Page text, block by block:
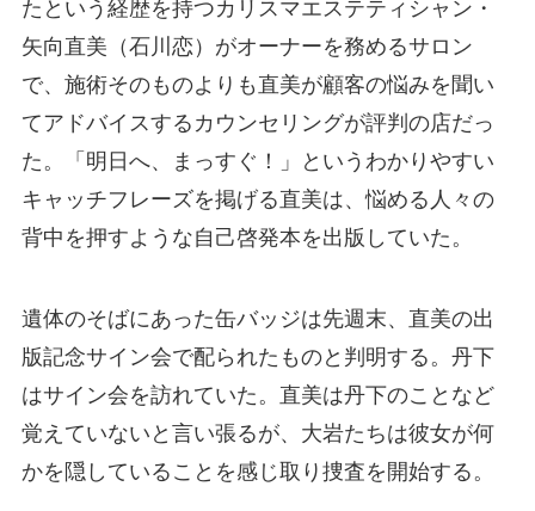
たという経歴を持つカリスマエステティシャン・
矢向直美（石川恋）がオーナーを務めるサロン
で、施術そのものよりも直美が顧客の悩みを聞い
てアドバイスするカウンセリングが評判の店だっ
た。「明日へ、まっすぐ！」というわかりやすい
キャッチフレーズを掲げる直美は、悩める人々の
背中を押すような自己啓発本を出版していた。
遺体のそばにあった缶バッジは先週末、直美の出
版記念サイン会で配られたものと判明する。丹下
はサイン会を訪れていた。直美は丹下のことなど
覚えていないと言い張るが、大岩たちは彼女が何
かを隠していることを感じ取り捜査を開始する。